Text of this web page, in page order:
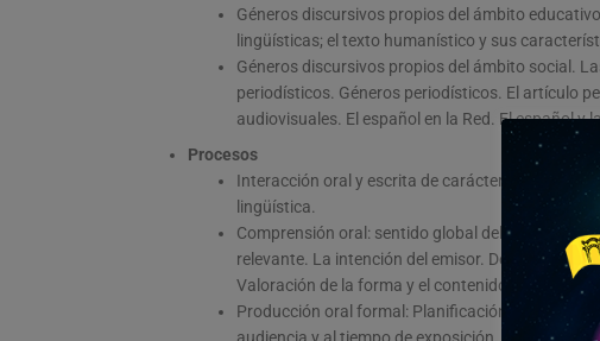
Géneros discursivos propios del ámbito
lingüísticas; el texto humanístico y sus
Géneros discursivos propios del ámbito social.
periodísticos. Géneros periodísticos. El artículo
audiovisuales. El español en la Red. El español y
Procesos
Interacción oral y escrita de carácter formal.
lingüística.
Comprensión oral: sentido global del texto y
relevante. La intención del emisor. Detección de
Valoración de la forma y el contenido del texto.
Producción oral formal: Planificación y